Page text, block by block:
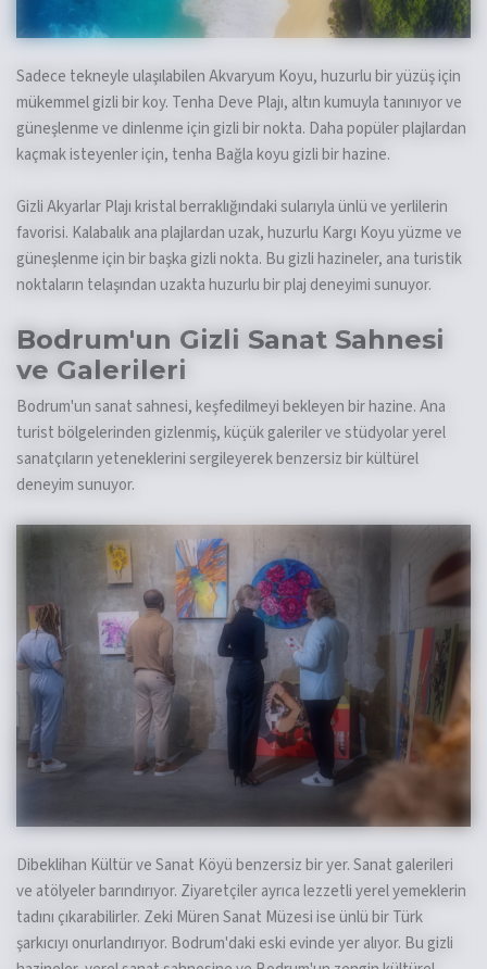
Sadece tekneyle ulaşılabilen Akvaryum Koyu, huzurlu bir yüzüş için
mükemmel gizli bir koy. Tenha Deve Plajı, altın kumuyla tanınıyor ve
güneşlenme ve dinlenme için gizli bir nokta. Daha popüler plajlardan
kaçmak isteyenler için, tenha Bağla koyu gizli bir hazine.
Gizli Akyarlar Plajı kristal berraklığındaki sularıyla ünlü ve yerlilerin
favorisi. Kalabalık ana plajlardan uzak, huzurlu Kargı Koyu yüzme ve
güneşlenme için bir başka gizli nokta. Bu gizli hazineler, ana turistik
noktaların telaşından uzakta huzurlu bir plaj deneyimi sunuyor.
Bodrum'un Gizli Sanat Sahnesi
ve Galerileri
Bodrum'un sanat sahnesi, keşfedilmeyi bekleyen bir hazine. Ana
turist bölgelerinden gizlenmiş, küçük galeriler ve stüdyolar yerel
sanatçıların yeteneklerini sergileyerek benzersiz bir kültürel
deneyim sunuyor.
Dibeklihan Kültür ve Sanat Köyü benzersiz bir yer. Sanat galerileri
ve atölyeler barındırıyor. Ziyaretçiler ayrıca lezzetli yerel yemeklerin
tadını çıkarabilirler. Zeki Müren Sanat Müzesi ise ünlü bir Türk
şarkıcıyı onurlandırıyor. Bodrum'daki eski evinde yer alıyor. Bu gizli